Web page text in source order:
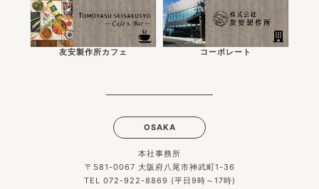
友安製作所カフェ コーポレート
OSAKA
本社事務所
〒581-0067 大阪府八尾市神武町1-36
TEL 072-922-8869 (平日9時～17時)